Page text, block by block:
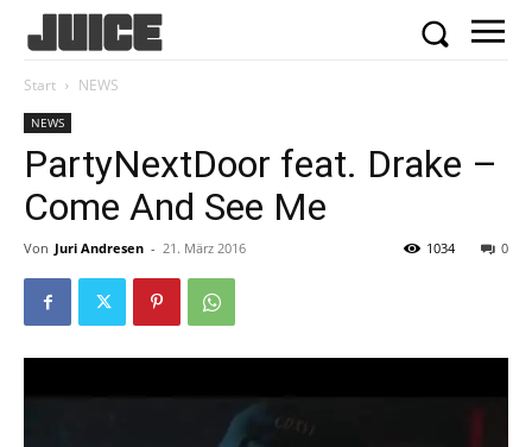
Start NEWS
NEWS
PartyNextDoor feat. Drake –
Come And See Me
Von Juri Andresen - 21. März 2016 0
1034